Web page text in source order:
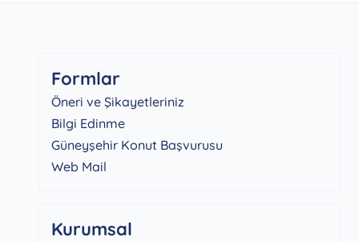
Formlar
Öneri ve Şikayetleriniz
Bilgi Edinme
Güneyşehir Konut Başvurusu
Web Mail
Kurumsal